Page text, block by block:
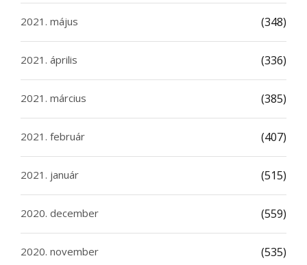
2021. május (348)
2021. április (336)
2021. március (385)
2021. február (407)
2021. január (515)
2020. december (559)
2020. november (535)